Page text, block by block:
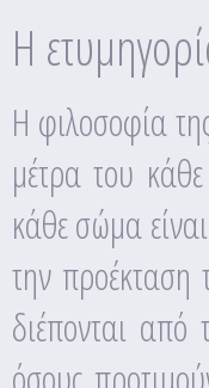
Η
Η φιλοσοφία
μέτρα του
κάθε σώμα
την
διέπονται από
όσους